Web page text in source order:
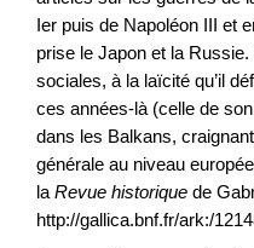
Ier puis de Napoléon III et
prise le Japon et la
sociales, à la laïcité qu’il
ces années-là (celle de
dans les Balkans,
générale au niveau
la Revue historique de
http://gallica.bnf.fr/ark:/